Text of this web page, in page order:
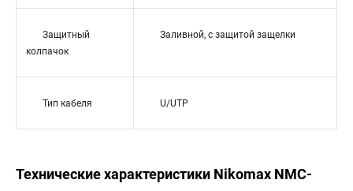
Защитный
колпачок
Заливной, с защитой защелки
Тип кабеля U/UTP
Технические характеристики Nikomax NMC-